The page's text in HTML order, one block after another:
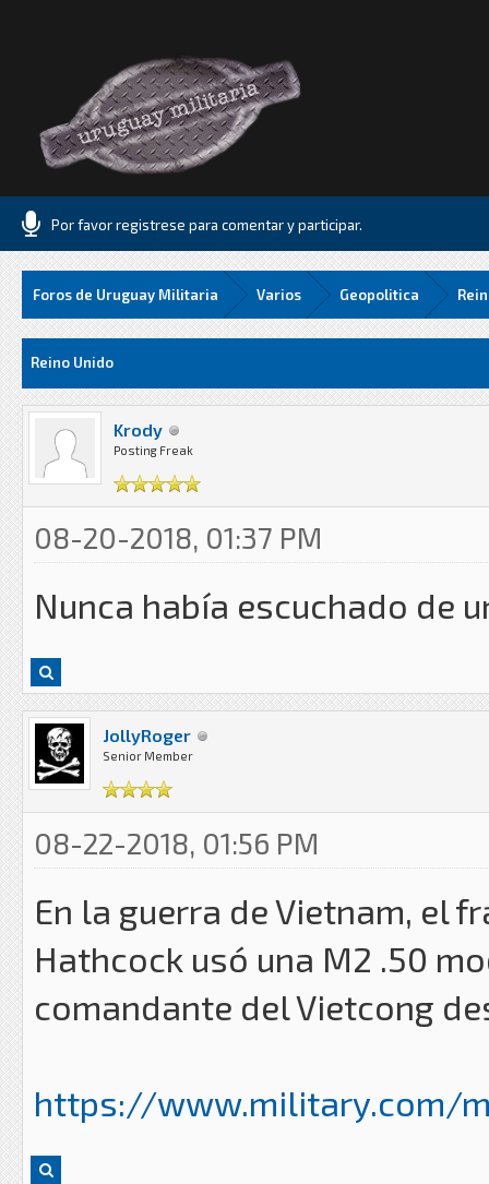
Por favor registrese para comentar y participar.
Foros de Uruguay Militaria Varios Geopolitica
MediaReino Unido
Krody
Posting Freak
08-20-2018, 01:37 PM
Nunca había escuchado de
JollyRoger
Senior Member
08-22-2018, 01:56 PM
En la guerra de Vietnam, el
Hathcock usó una M2 .50
comandante del Vietcong
https://www.military.com/